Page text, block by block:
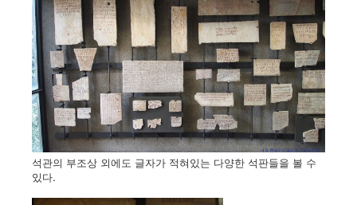
석관의 부조상 외에도 글자가 적혀있는 다양한 석판들을 볼 수
있다.